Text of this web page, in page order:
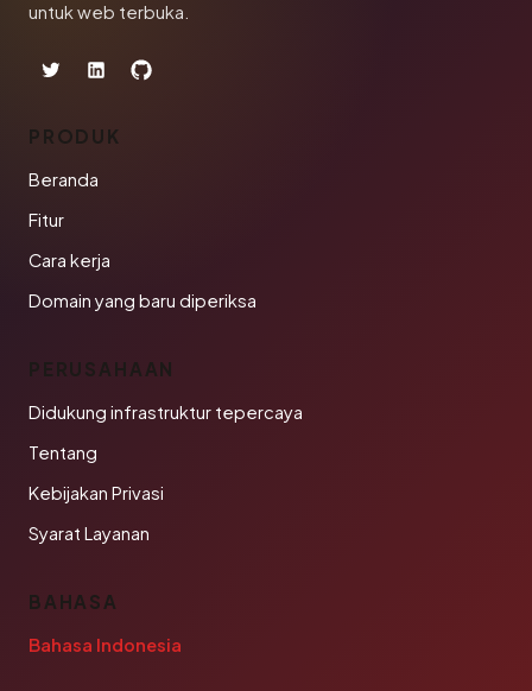
untuk web terbuka.
PRODUK
Beranda
Fitur
Cara kerja
Domain yang baru diperiksa
PERUSAHAAN
Didukung infrastruktur tepercaya
Tentang
Kebijakan Privasi
Syarat Layanan
BAHASA
Bahasa Indonesia